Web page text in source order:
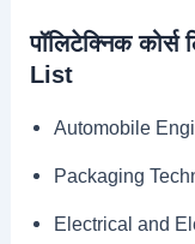
पॉलिटेक्निक
List
Automobile
Packaging
Electrical and